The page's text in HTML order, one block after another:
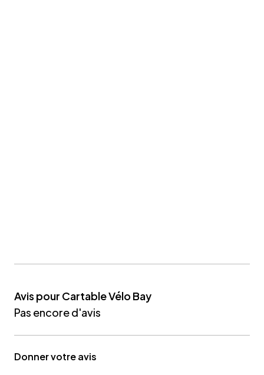
Avis pour Cartable Vélo Bay
Pas encore d'avis
Donner votre avis